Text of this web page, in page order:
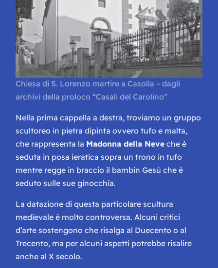
Chiesa di S. Lorenzo martire a Casolla – dagli
archivi della proloco “Casali del Carolino”
Nella prima cappella a destra, troviamo un gruppo
scultoreo in pietra dipinta ovvero tufo e malta,
che rappresenta la Madonna della Neve che è
seduta in posa ieratica sopra un trono in tufo
mentre regge in braccio il bambin Gesù che è
seduto sulle sue ginocchia.
La datazione di questa particolare scultura
medievale è molto controversa. Alcuni critici
d’arte sostengono che risalga al Duecento o al
Trecento, ma per alcuni aspetti potrebbe risalire
anche al X secolo.